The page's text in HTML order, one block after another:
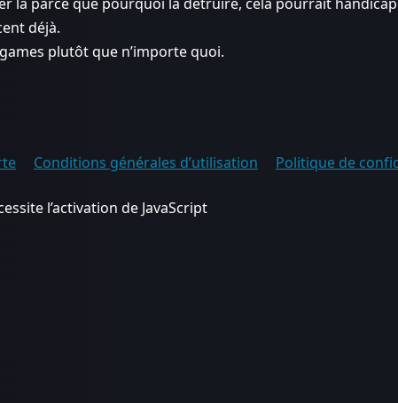
déjà.
plutôt que n’importe quoi.
Conditions générales d’utilisation Politique de
l’activation de JavaScript